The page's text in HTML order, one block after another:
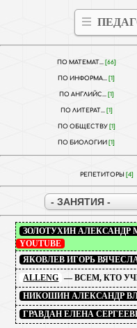
ПО МАТЕМАТ... [66]
ПО ИНФОРМА... [1]
ПО АНГЛИЙС... [1]
ПО ЛИТЕРАТ... [1]
ПО ОБЩЕСТВУ [1]
ПО БИОЛОГИИ [1]
РЕПЕТИТОРЫ [4]
ЗОЛОТУХИН АЛЕКСАНДР
YOUTUBE
ЯКОВЛЕВ ИГОРЬ
ALLENG
— ВСЕМ, КТО
НИКОШИН АЛЕКСАНДР
ГРАВДАН ЕЛЕНА